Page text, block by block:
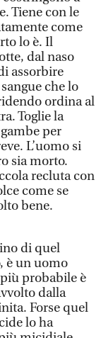
Tiene con le
come
lo è. Il
dal naso
assorbire
che lo
ordina al
Toglie la
per
L’uomo si
sia morto.
recluta con
come se
bene.
di quel
è un uomo
probabile è
dalla
Forse quel
lo ha